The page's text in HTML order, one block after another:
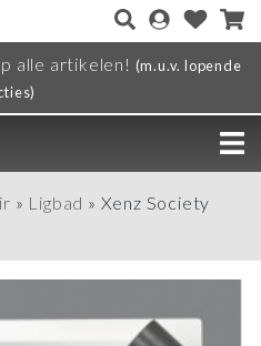
alle artikelen! (m.u.v. lopende
» Ligbad » Xenz Society